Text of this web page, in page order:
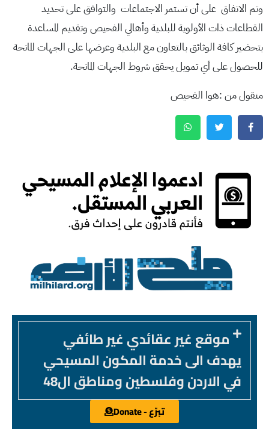
وتم الاتفاق على أن تستمر الاجتماعات والتوافق على تحديد
القطاعات ذات الأولوية للبلدية وأهالي الفحيص وتقديم المساعدة
بتحضير كافة الوثائق بالتعاون مع البلدية وعرضها على الجهات المانحة
للحصول على أي تمويل يحقق شروط الجهات المانحة.
منقول من :هوا الفحيص
موقع غير عقائدي غير طائفي
يهدف الى خدمة المكون المسيحي
في الاردن وفلسطين ومناطق ال48
تبرّع - Donate